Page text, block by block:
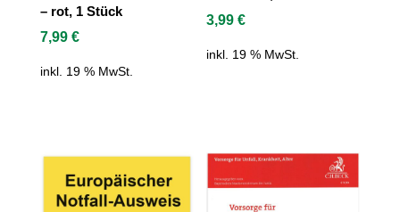
– rot, 1 Stück
7,99 €
inkl. 19 % MwSt.
3,99€
inkl. 19 % MwSt.